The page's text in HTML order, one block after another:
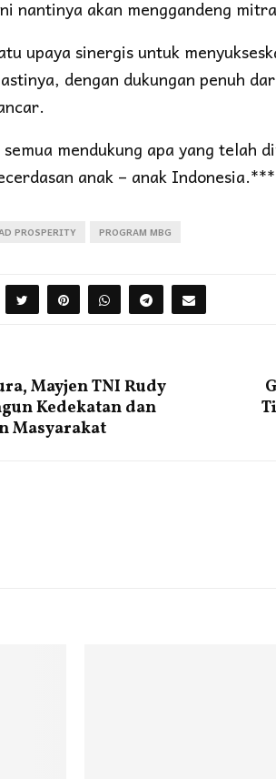
nantinya akan menggandeng
upaya sinergis untuk
dengan dukungan penuh
mendukung apa yang telah
anak – anak
PROSPERITY PROGRAM MBG
Mayjen TNI Rudy
Kedekatan dan
Masyarakat